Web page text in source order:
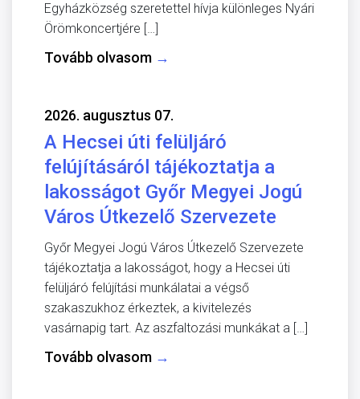
Egyházközség szeretettel hívja különleges Nyári
Örömkoncertjére […]
Tovább olvasom →
2026. augusztus 07.
A Hecsei úti felüljáró
felújításáról tájékoztatja a
lakosságot Győr Megyei Jogú
Város Útkezelő Szervezete
Győr Megyei Jogú Város Útkezelő Szervezete
tájékoztatja a lakosságot, hogy a Hecsei úti
felüljáró felújítási munkálatai a végső
szakaszukhoz érkeztek, a kivitelezés
vasárnapig tart. Az aszfaltozási munkákat a […]
Tovább olvasom →